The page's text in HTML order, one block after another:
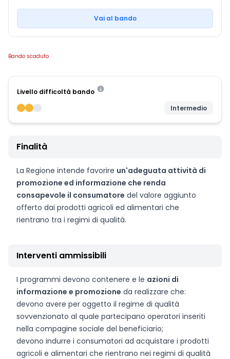
Vai al bando
Bando scaduto
Livello difficoltà bando
Intermedio
Finalità
La Regione intende favorire un'adeguata attività di
promozione ed informazione che renda
consapevole il consumatore del valore aggiunto
offerto dai prodotti agricoli ed alimentari che
rientrano tra i regimi di qualità.
Interventi ammissibili
I programmi devono contenere e le azioni di
informazione e promozione da realizzare che:
devono avere per oggetto il regime di qualità
sovvenzionato al quale partecipano operatori inseriti
nella compagine sociale del beneficiario;
devono indurre i consumatori ad acquistare i prodotti
agricoli e alimentari che rientrano nei regimi di qualità